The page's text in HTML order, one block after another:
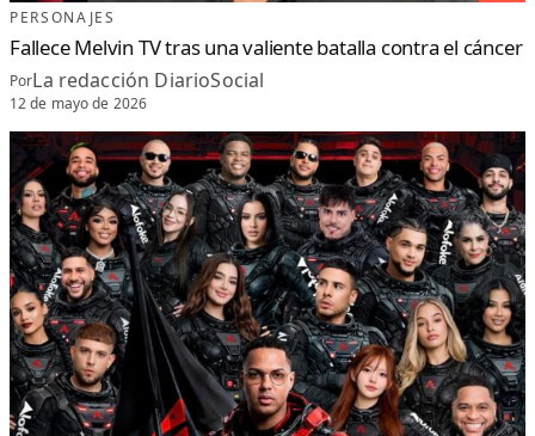
PERSONAJES
Fallece Melvin TV tras una valiente batalla contra el cáncer
PorLa redacción DiarioSocial
12 de mayo de 2026